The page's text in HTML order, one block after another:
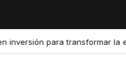
para transformar la